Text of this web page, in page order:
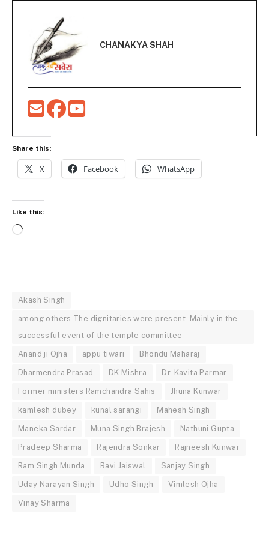
CHANAKYA SHAH
Share this:
X Facebook WhatsApp
Like this:
Loading…
Akash Singh
among others The dignitaries were present. Mainly in the
successful event of the temple committee
Anand ji Ojha appu tiwari Bhondu Maharaj
Dharmendra Prasad DK Mishra Dr. Kavita Parmar
Former ministers Ramchandra Sahis Jhuna Kunwar
kamlesh dubey kunal sarangi Mahesh Singh
Maneka Sardar Muna Singh Brajesh Nathuni Gupta
Pradeep Sharma Rajendra Sonkar Rajneesh Kunwar
Ram Singh Munda Ravi Jaiswal Sanjay Singh
Uday Narayan Singh Udho Singh Vimlesh Ojha
Vinay Sharma